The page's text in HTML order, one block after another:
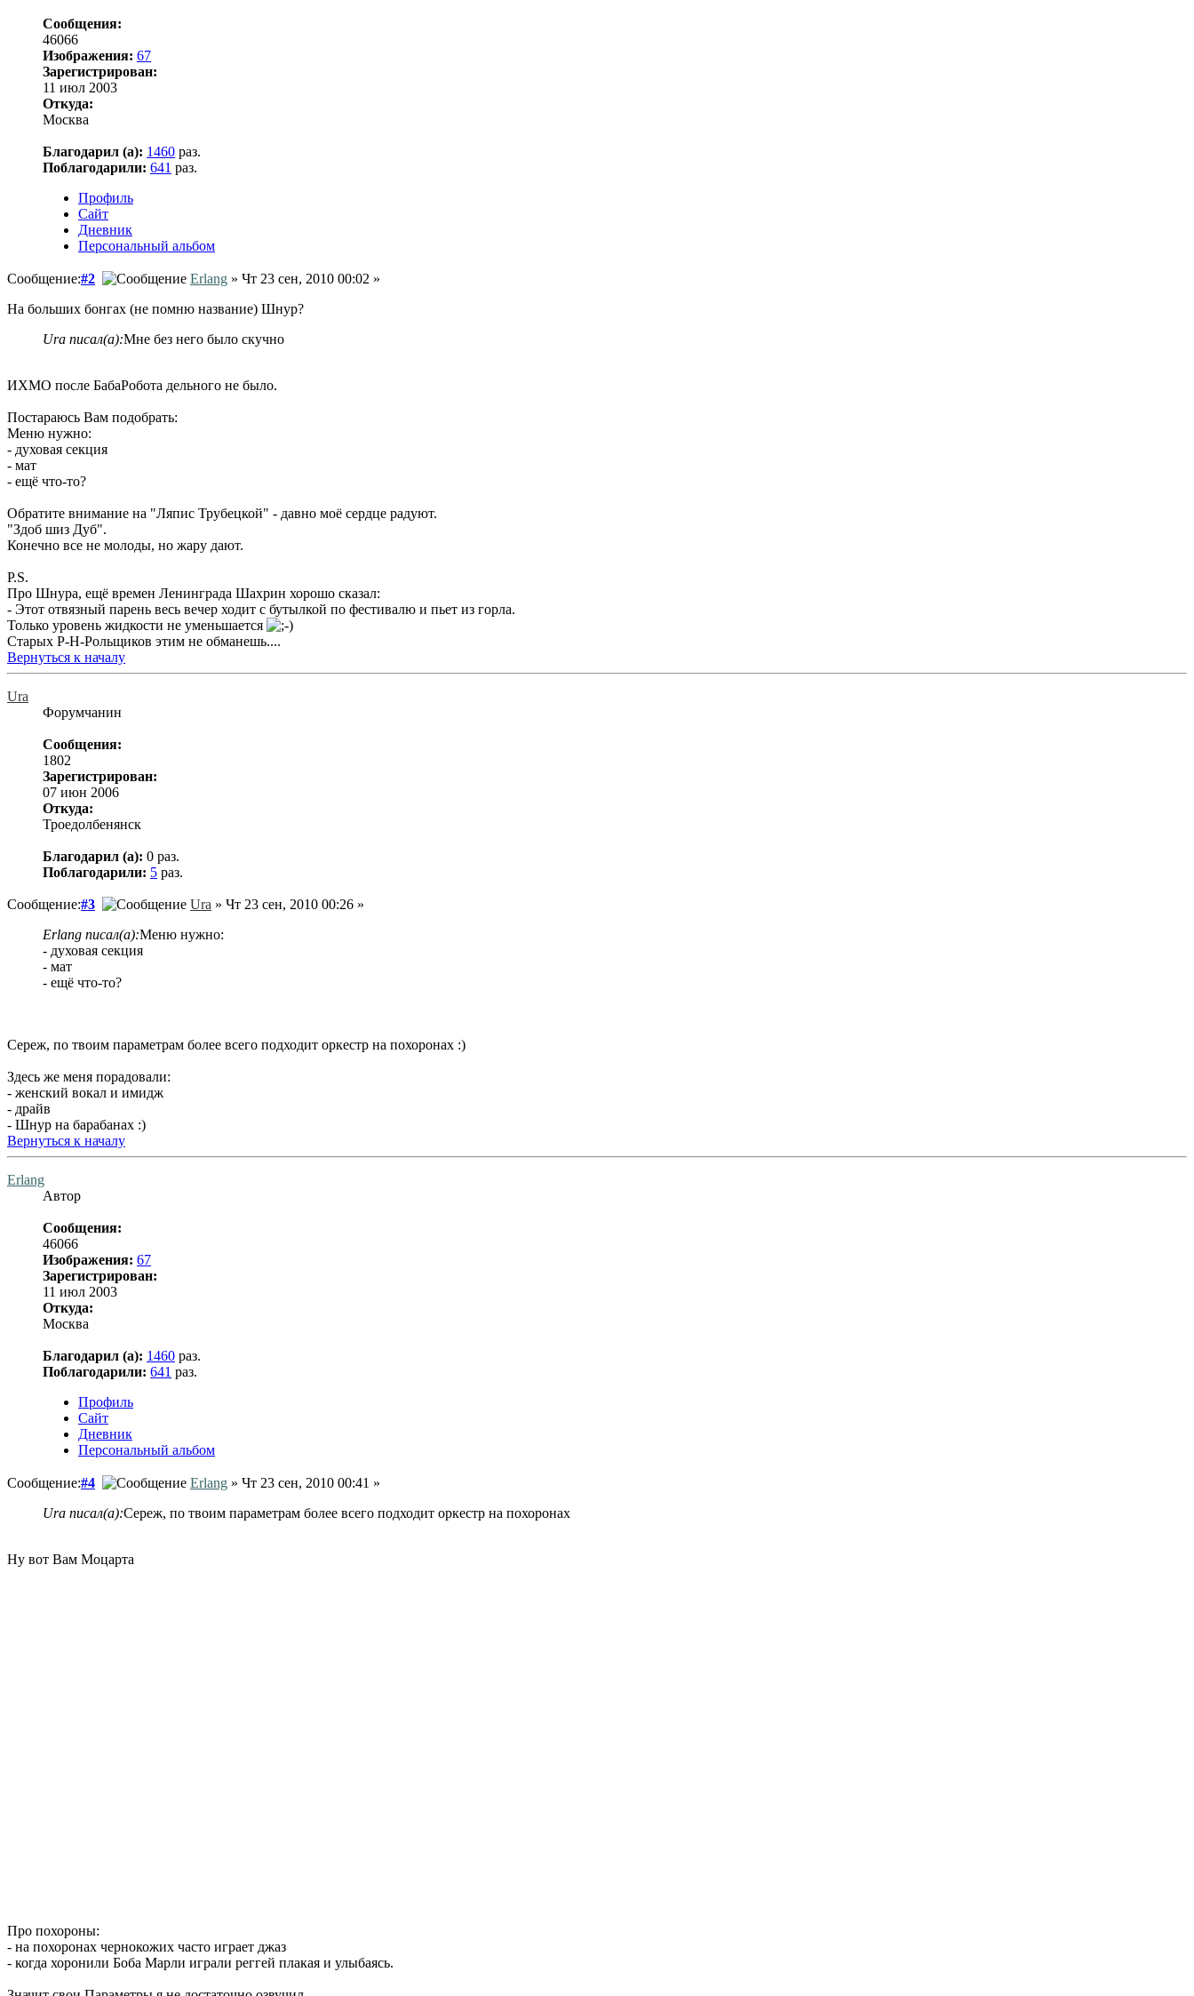
Сообщения:
46066
Изображения: 67
Зарегистрирован:
11 июл 2003
Откуда:
Москва
Благодарил (а): 1460 раз.
Поблагодарили: 641 раз.
Профиль
Сайт
Дневник
Персональный альбом
Сообщение:#2 Erlang » Чт 23 сен, 2010 00:02 »
На больших бонгах (не помню название) Шнур?
Ura писал(а):Мне без него было скучно
ИХМО после БабаРобота дельного не было.
Постараюсь Вам подобрать:
Меню нужно:
- духовая секция
- мат
- ещё что-то?
Обратите внимание на "Ляпис Трубецкой" - давно моё сердце радуют.
"Здоб шиз Дуб".
Конечно все не молоды, но жару дают.
P.S.
Про Шнура, ещё времен Ленинграда Шахрин хорошо сказал:
- Этот отвязный парень весь вечер ходит с бутылкой по фестивалю и пьет из горла.
Только уровень жидкости не уменьшается
Старых Р-Н-Рольщиков этим не обманешь....
Вернуться к началу
Ura
Форумчанин
Сообщения:
1802
Зарегистрирован:
07 июн 2006
Откуда:
Троедолбенянск
Благодарил (а): 0 раз.
Поблагодарили: 5 раз.
Сообщение:#3 Ura » Чт 23 сен, 2010 00:26 »
Erlang писал(а):Меню нужно:
- духовая секция
- мат
- ещё что-то?
Сереж, по твоим параметрам более всего подходит оркестр на похоронах :)
Здесь же меня порадовали:
- женский вокал и имидж
- драйв
- Шнур на барабанах :)
Вернуться к началу
Erlang
Автор
Сообщения:
46066
Изображения: 67
Зарегистрирован:
11 июл 2003
Откуда:
Москва
Благодарил (а): 1460 раз.
Поблагодарили: 641 раз.
Профиль
Сайт
Дневник
Персональный альбом
Сообщение:#4 Erlang » Чт 23 сен, 2010 00:41 »
Ura писал(а):Сереж, по твоим параметрам более всего подходит оркестр на похоронах
Ну вот Вам Моцарта
Про похороны:
- на похоронах чернокожих часто играет джаз
- когда хоронили Боба Марли играли реггей плакая и улыбаясь.